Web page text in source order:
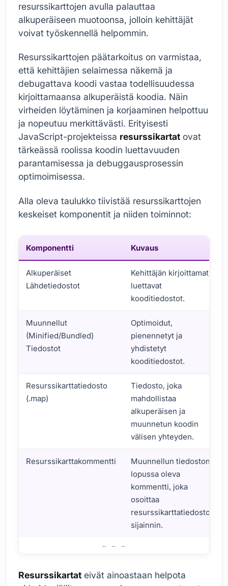
resurssikarttojen avulla palauttaa
alkuperäiseen muotoonsa, jolloin kehittäjät
voivat työskennellä helpommin.
Resurssikarttojen päätarkoitus on varmistaa,
että kehittäjien selaimessa näkemä ja
debugattava koodi vastaa todellisuudessa
kirjoittamaansa alkuperäistä koodia. Näin
virheiden löytäminen ja korjaaminen helpottuu
ja nopeutuu merkittävästi. Erityisesti
JavaScript-projekteissa resurssikartat ovat
tärkeässä roolissa koodin luettavuuden
parantamisessa ja debuggausprosessin
optimoimisessa.
Alla oleva taulukko tiivistää resurssikarttojen
keskeiset komponentit ja niiden toiminnot:
Komponentti Kuvaus
Alkuperäiset
Lähdetiedostot
Kehittäjän kirjoittamat
luettavat
kooditiedostot.
Muunnellut
(Minified/Bundled)
Tiedostot
Optimoidut,
pienennetyt ja
yhdistetyt
kooditiedostot.
Resurssikarttatiedosto
(.map)
Tiedosto, joka
mahdollistaa
alkuperäisen ja
muunnetun koodin
välisen yhteyden.
Resurssikarttakommentti
Muunnellun tiedoston
lopussa oleva
kommentti, joka
osoittaa
resurssikarttatiedoston
sijainnin.
Resurssikartat eivät ainoastaan helpota